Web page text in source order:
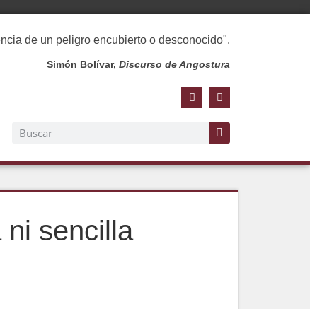
de un peligro encubierto o desconocido".
Simón Bolívar,Discurso de Angostura
ni sencilla